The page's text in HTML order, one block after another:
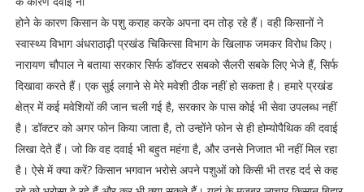
होने के कारण किसान के पशु कराह करके अपना दम तोड़ रहे हैं। वही किसानों ने
स्वास्थ्य विभाग अंधराठाढ़ी प्रखंड चिकित्सा विभाग के खिलाफ जमकर विरोध किए।
नारायण चौपाल ने बताया सरकार सिर्फ डॉक्टर सबको सैलरी सबके लिए भेजे हैं, सिर्फ
दिखावा करते हैं। एक सुई लगाने से मेरे मवेशी ठीक नहीं हो सकता है। हमारे प्रखंड
क्षेत्र में कई मवेशियों की जान चली गई है, सरकार के पास कोई भी सेवा उपलब्ध नहीं
है। डॉक्टर को अगर फोन किया जाता है, तो उन्होंने फोन से ही होम्योपैथिक की दवाई
लिखा देते हैं। जो कि वह दवाई भी बहुत महंगा है, और उनसे निजात भी नहीं मिल रहा
है। ऐसे में क्या करें? किसान भगवान भरोसे अपने पशुओं को किसी भी तरह दर्द से कह